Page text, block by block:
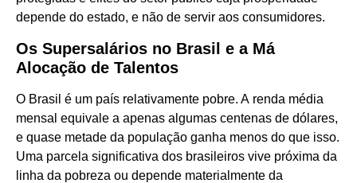
depende do estado, e não de servir aos consumidores.
Os Supersalários no Brasil e a Má
Alocação de Talentos
O Brasil é um país relativamente pobre. A renda média
mensal equivale a apenas algumas centenas de dólares,
e quase metade da população ganha menos do que isso.
Uma parcela significativa dos brasileiros vive próxima da
linha da pobreza ou depende materialmente da